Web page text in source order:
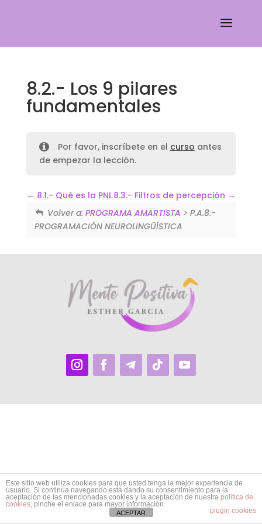
8.2.- Los 9 pilares
fundamentales
Por favor, inscríbete en el curso antes
de empezar la lección.
8.1.- Qué es la PNL8.3.- Filtros de percepción
Volver a:PROGRAMA AMARTISTA > P.A.8.-
PROGRAMACIÓN NEUROLINGÜÍSTICA
Este sitio web utiliza cookies para que usted tenga la mejor experiencia de
usuario. Si continúa navegando está dando su consentimiento para la
aceptación de las mencionadas cookies y la aceptación de nuestra política de
cookies, pinche el enlace para mayor información.
plugin cookies
ACEPTAR